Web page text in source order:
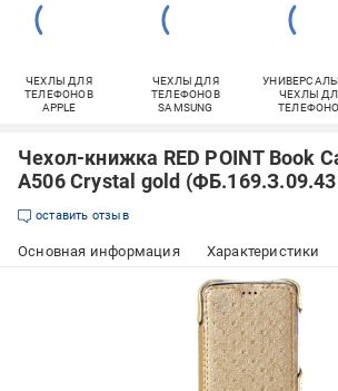
ЧЕХЛЫ ДЛЯ
ТЕЛЕФОНОВ
APPLE
ЧЕХЛЫ ДЛЯ
ТЕЛЕФОНОВ
SAMSUNG
ЧЕХЛЫ
Чехол-книжка RED POINT Book
A506 Crystal gold
оставить отзыв
Основная информация Характеристики